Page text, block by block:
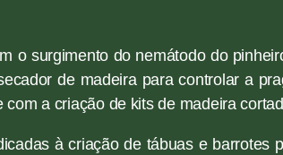
o surgimento do nemátodo do
de madeira para controlar a
a criação de kits de madeira
à criação de tábuas e barrotes